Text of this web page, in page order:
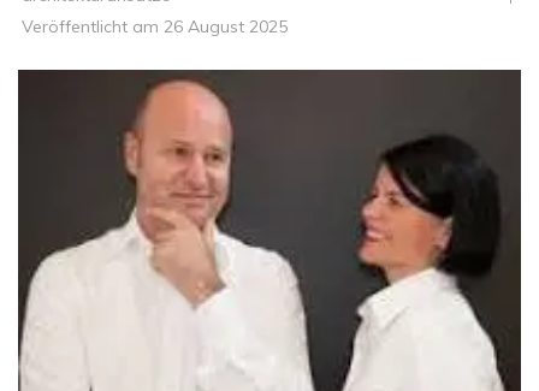
Veröffentlicht am 26 August 2025